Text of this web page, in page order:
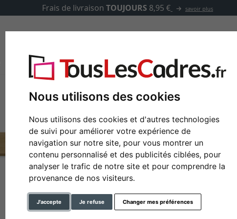
Nous utilisons des cookies
Nous utilisons des cookies et d'autres technologies
de suivi pour améliorer votre expérience de
navigation sur notre site, pour vous montrer un
contenu personnalisé et des publicités ciblées, pour
analyser le trafic de notre site et pour comprendre la
provenance de nos visiteurs.
J'accepte Je refuse Changer mes préférences
Frais de livraison TOUJOURS 8,95 € savoir plus
Passe-partout Marques Accessoires
Cadre en bois San
format